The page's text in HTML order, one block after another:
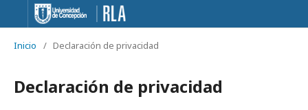
Inicio / Declaración de privacidad
Declaración de privacidad